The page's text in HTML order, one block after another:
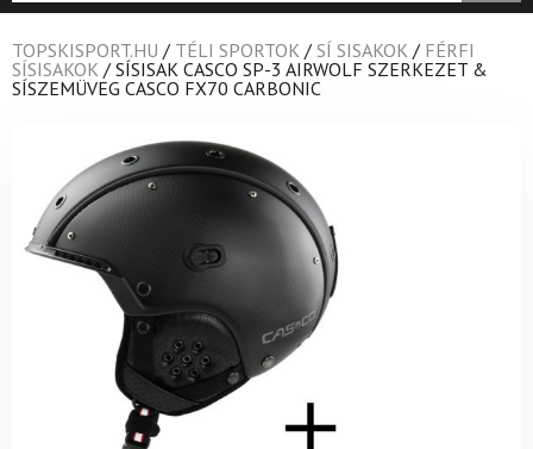
TOPSKISPORT.HU / TÉLI SPORTOK / SÍ SISAKOK / FÉRFI
SÍSISAKOK / SÍSISAK CASCO SP-3 AIRWOLF SZERKEZET &
SÍSZEMÜVEG CASCO FX70 CARBONIC